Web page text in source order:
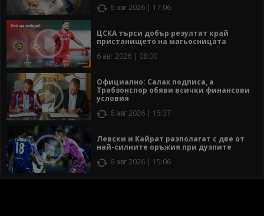
6 авг 2026 | 17:06
ЦСКА търси добър резултат край
пристанището на магьосницата
6 авг 2026 | 08:00
Официално: Салах подписа, а
Трабзонспор обяви всички финансови
условия
6 авг 2026 | 15:37
Левски и Кайрат разполагат с две от
най-силните оръжия при дузпите
6 авг 2026 | 15:06